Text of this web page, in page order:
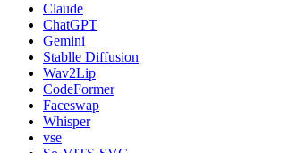
Claude
ChatGPT
Gemini
Stablle Diffusion
Wav2Lip
CodeFormer
Faceswap
Whisper
vse